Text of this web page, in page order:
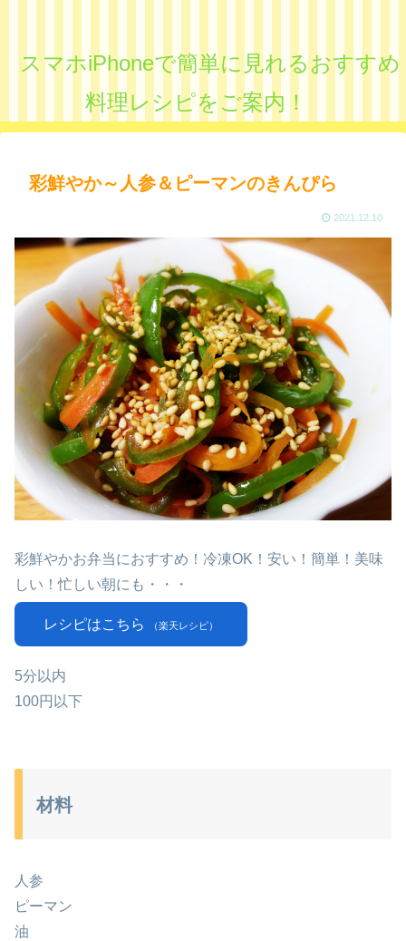
スマホiPhoneで簡単に見れるおすすめ
料理レシピをご案内！
彩鮮やか～人参＆ピーマンのきんぴら
2021.12.10
彩鮮やかお弁当におすすめ！冷凍OK！安い！簡単！美味
しい！忙しい朝にも・・・
レシピはこちら （楽天レシピ）
5分以内
100円以下
材料
人参
ピーマン
油